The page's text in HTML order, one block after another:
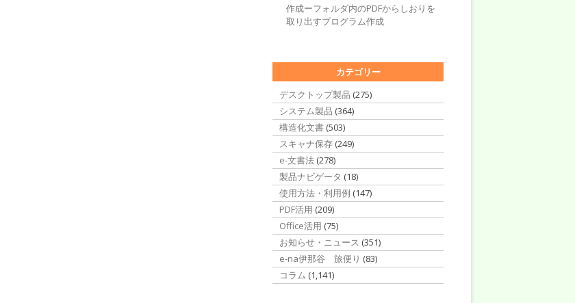
作成ーフォルダ内のPDFからしおりを
取り出すプログラム作成
カテゴリー
デスクトップ製品 (275)
システム製品 (364)
構造化文書 (503)
スキャナ保存 (249)
e-文書法 (278)
製品ナビゲータ (18)
使用方法・利用例 (147)
PDF活用 (209)
Office活用 (75)
お知らせ・ニュース (351)
e-na伊那谷 旅便り (83)
コラム (1,141)